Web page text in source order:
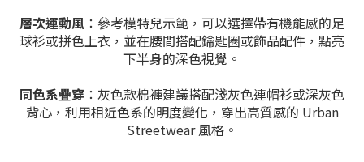
層次運動風 ：參考模特兒示範，可以選擇帶有機能感的足
球衫或拼色上衣，並在腰間搭配鑰匙圈或飾品配件，點亮
下半身的深色視覺。
同色系疊穿 ：灰色款棉褲建議搭配淺灰色連帽衫或深灰色
背心，利用相近色系的明度變化，穿出高質感的 Urban
Streetwear 風格。